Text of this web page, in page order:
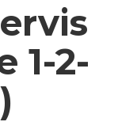
1-2-